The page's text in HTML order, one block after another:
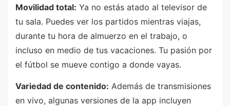
Movilidad total: Ya no estás atado al televisor de
tu sala. Puedes ver los partidos mientras viajas,
durante tu hora de almuerzo en el trabajo, o
incluso en medio de tus vacaciones. Tu pasión por
el fútbol se mueve contigo a donde vayas.
Variedad de contenido: Además de transmisiones
en vivo, algunas versiones de la app incluyen